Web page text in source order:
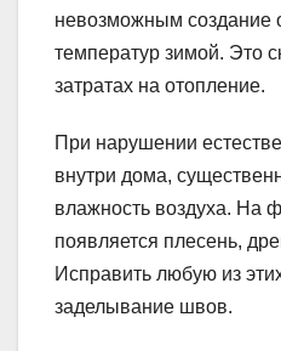
невозможным создание
температур зимой. Это
затратах на отопление.
При нарушении
внутри дома,
влажность воздуха. На
появляется плесень,
Исправить любую из
заделывание швов.